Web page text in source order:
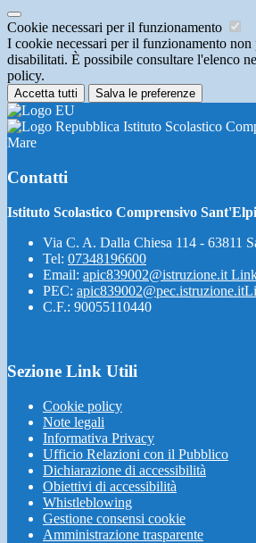
Cookie necessari per il funzionamento
I cookie necessari per il funzionamento non
disabilitati. È possibile consultare l'elenco
policy.
Accetta tutti Salva le preferenze
Istituto Scolastico
Mare
Contatti
Istituto Scolastico Comprensivo
Via C. A. Dalla Chiesa 114 - 63811
Tel: 07348196600
Email: apic839002@istruzione.it
PEC: apic839002@pec.istruzione.it
C.F.: 90055110440
Sezione Link Utili
Cookie policy
Note legali
Informativa Privacy
Ufficio Relazioni con il Pubblico
Dichiarazione di accessibilità
Obiettivi di accessibilità
Whistleblowing
Gestione consensi cookie
Amministrazione trasparente